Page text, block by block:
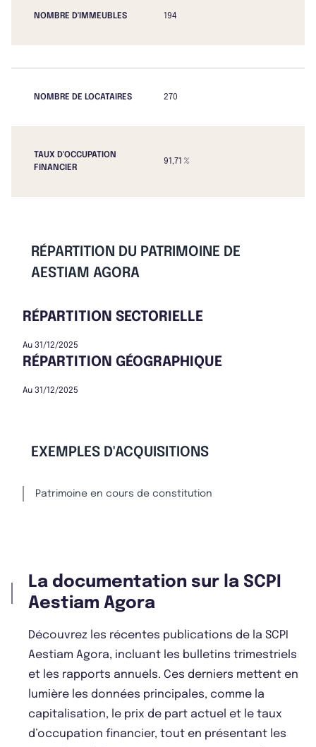
NOMBRE D'IMMEUBLES 194
NOMBRE DE LOCATAIRES 270
TAUX D'OCCUPATION
FINANCIER
91,71 %
RÉPARTITION DU PATRIMOINE DE
AESTIAM AGORA
RÉPARTITION SECTORIELLE
Au 31/12/2025
RÉPARTITION GÉOGRAPHIQUE
Au 31/12/2025
EXEMPLES D'ACQUISITIONS
Patrimoine en cours de constitution
La documentation sur la SCPI
Aestiam Agora
Découvrez les récentes publications de la SCPI
Aestiam Agora, incluant les bulletins trimestriels
et les rapports annuels. Ces derniers mettent en
lumière les données principales, comme la
capitalisation, le prix de part actuel et le taux
d’occupation financier, tout en présentant les